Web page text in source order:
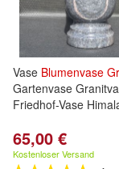
Vase Blumenvase
Gartenvase
Friedhof-Vase
65,00 €
Kostenloser Versand